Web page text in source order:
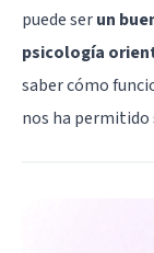
puede serun
psicología
saber cómo
nos ha permitido